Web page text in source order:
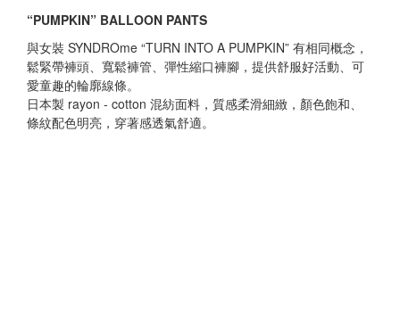
“PUMPKIN” BALLOON PANTS
與女裝 SYNDROme “TURN INTO A PUMPKIN” 有相同概念，
鬆緊帶褲頭、寬鬆褲管、彈性縮口褲腳，提供舒服好活動、可
愛童趣的輪廓線條。
日本製 rayon - cotton 混紡面料，質感柔滑細緻，顏色飽和、
條紋配色明亮，穿著感透氣舒適。